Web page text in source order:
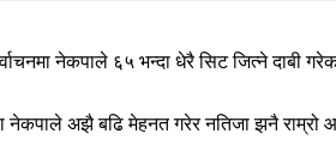
नेकपाले ६५ भन्दा धेरै सिट जित्ने
नेकपाले अझै बढि मेहनत गरेर नतिजा झनै